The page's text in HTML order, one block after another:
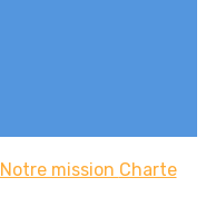
Notre mission Charte